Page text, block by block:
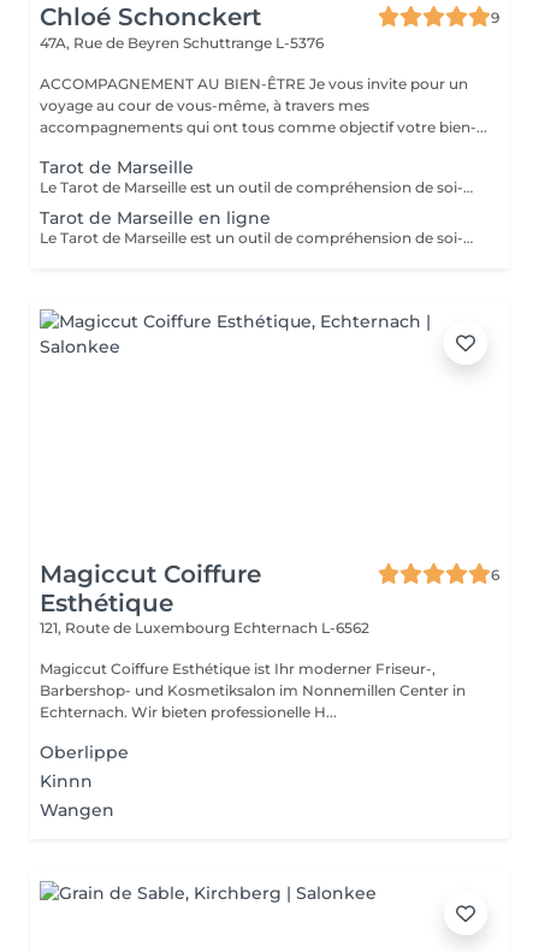
Chloé Schonckert
9
47A, Rue de Beyren Schuttrange L-5376
ACCOMPAGNEMENT AU BIEN-ÊTRE Je vous invite pour un
voyage au cour de vous-même, à travers mes
accompagnements qui ont tous comme objectif votre bien-...
Tarot de Marseille
Le Tarot de Marseille est un outil de compréhension de soi-même. Il agit comme un sage conseiller, qui vous permet de comprendre ce qui est le mieux pour vous sur le moment présent. Le Tarot de Marseille vous offre la possibilité de mieux vous comprendre, de prendre des décisions et de dépasser des blocages. C'est un outil pour parler avec soi-même, pour communiquer avec votre âme, votre inconscient.
Tarot de Marseille en ligne
Le Tarot de Marseille est un outil de compréhension de soi-même. Il agit comme un sage conseiller, qui vous permet de comprendre ce qui est le mieux pour vous sur le moment présent. Le Tarot de Marseille vous offre la possibilité de mieux vous comprendre, de prendre des décisions et de dépasser des blocages. C'est un outil pour parler avec soi-même, pour communiquer avec votre âme, votre inconscient.
Magiccut Coiffure
Esthétique
6
121, Route de Luxembourg Echternach L-6562
Magiccut Coiffure Esthétique ist Ihr moderner Friseur-,
Barbershop- und Kosmetiksalon im Nonnemillen Center in
Echternach. Wir bieten professionelle H...
Oberlippe
Kinnn
Wangen